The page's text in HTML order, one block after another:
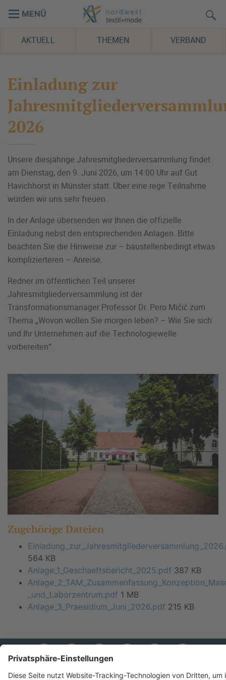
MENÜ
AKTUELL THEMEN VERBAND
Einladung zur
2026
Unsere diesjährige Jahresmitgliederversammlung findet
am Dienstag, den 9. Juni 2026, um 14:00 Uhr auf Gut
Havichhorst in Münster statt. Über eine rege Teilnahme
würden wir uns sehr freuen.
In der Anlage übersenden wir Ihnen die offizielle
Einladung nebst den entsprechenden Anlagen. Bitte
beachten Sie die Hinweise zur – baustellenbedingt etwas
komplizierteren – Anreise.
Redner im öffentlichen Teil unserer
Jahresmitgliederversammlung ist der
Transformationsmanager Professor Dr. Pero Mićić zum
Thema „Wovon wollen Sie morgen leben? – Wie Sie sich
und Ihr Unternehmen auf die Technologiewelle
vorbereiten“.
Zugehörige Dateien
564 KB
Anlage_1_Geschaeftsbericht_2025.pdf 387 KB
_und_Laborzentrum.pdf 1 MB
Anlage_3_Praesidium_Juni_2026.pdf 215 KB
© Verband der Nordwestdeutschen Textil- und Bekleidungsindustrie, 2026